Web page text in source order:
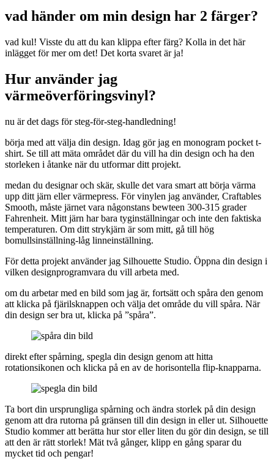
vad händer om min design har 2 färger?
vad kul! Visste du att du kan klippa efter färg? Kolla in det här
inlägget för mer om det! Det korta svaret är ja!
Hur använder jag
värmeöverföringsvinyl?
nu är det dags för steg-för-steg-handledning!
börja med att välja din design. Idag gör jag en monogram pocket t-
shirt. Se till att mäta området där du vill ha din design och ha den
storleken i åtanke när du utformar ditt projekt.
medan du designar och skär, skulle det vara smart att börja värma
upp ditt järn eller värmepress. För vinylen jag använder, Craftables
Smooth, måste järnet vara någonstans bewteen 300-315 grader
Fahrenheit. Mitt järn har bara tyginställningar och inte den faktiska
temperaturen. Om ditt strykjärn är som mitt, gå till hög
bomullsinställning-låg linneinställning.
För detta projekt använder jag Silhouette Studio. Öppna din design i
vilken designprogramvara du vill arbeta med.
om du arbetar med en bild som jag är, fortsätt och spåra den genom
att klicka på fjärilsknappen och välja det område du vill spåra. När
din design ser bra ut, klicka på ”spåra”.
direkt efter spårning, spegla din design genom att hitta
rotationsikonen och klicka på en av de horisontella flip-knapparna.
Ta bort din ursprungliga spårning och ändra storlek på din design
genom att dra rutorna på gränsen till din design in eller ut. Silhouette
Studio kommer att berätta hur stor eller liten du gör din design, se till
att den är rätt storlek! Mät två gånger, klipp en gång sparar du
mycket tid och pengar!